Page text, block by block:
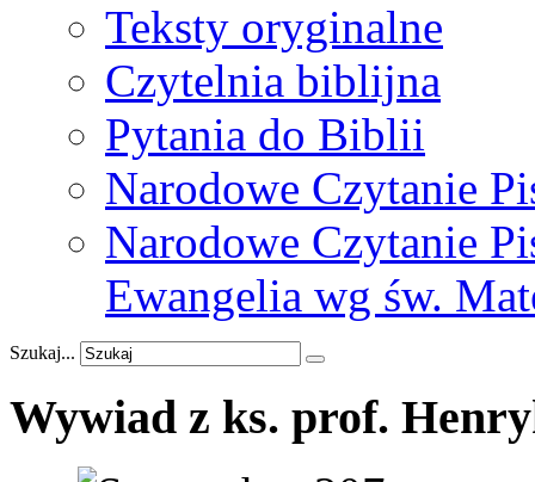
Teksty oryginalne
Czytelnia biblijna
Pytania do Biblii
Narodowe Czytanie
Narodowe Czytanie
Ewangelia wg św.
Szukaj...
Wywiad z ks. prof.